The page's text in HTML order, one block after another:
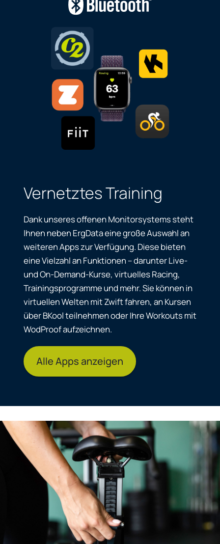
Vernetztes Training
Dank unseres offenen Monitorsystems steht
Ihnen neben ErgData eine große Auswahl an
weiteren Apps zur Verfügung. Diese bieten
eine Vielzahl an Funktionen – darunter Live-
und On-Demand-Kurse, virtuelles Racing,
Trainingsprogramme und mehr. Sie können in
virtuellen Welten mit Zwift fahren, an Kursen
über BKool teilnehmen oder Ihre Workouts mit
WodProof aufzeichnen.
Alle Apps anzeigen